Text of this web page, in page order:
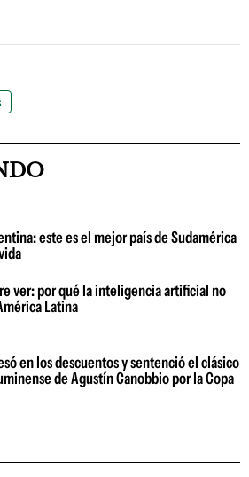
este es el mejor país de Sudamérica
ver: por qué la inteligencia artificial no
Latina
en los descuentos y sentenció el clásico
de Agustín Canobbio por la Copa